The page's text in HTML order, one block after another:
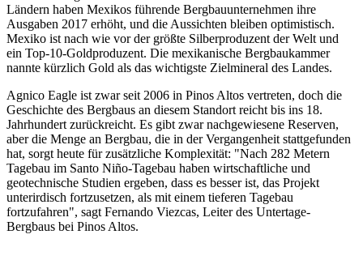
Ländern haben Mexikos führende Bergbauunternehmen ihre
Ausgaben 2017 erhöht, und die Aussichten bleiben optimistisch.
Mexiko ist nach wie vor der größte Silberproduzent der Welt und
ein Top-10-Goldproduzent. Die mexikanische Bergbaukammer
nannte kürzlich Gold als das wichtigste Zielmineral des Landes.
Agnico Eagle ist zwar seit 2006 in Pinos Altos vertreten, doch die
Geschichte des Bergbaus an diesem Standort reicht bis ins 18.
Jahrhundert zurückreicht. Es gibt zwar nachgewiesene Reserven,
aber die Menge an Bergbau, die in der Vergangenheit stattgefunden
hat, sorgt heute für zusätzliche Komplexität: "Nach 282 Metern
Tagebau im Santo Niño-Tagebau haben wirtschaftliche und
geotechnische Studien ergeben, dass es besser ist, das Projekt
unterirdisch fortzusetzen, als mit einem tieferen Tagebau
fortzufahren", sagt Fernando Viezcas, Leiter des Untertage-
Bergbaus bei Pinos Altos.